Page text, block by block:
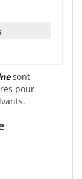
sont
pour